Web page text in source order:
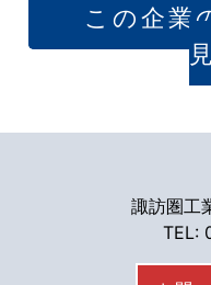
この企業
諏訪圏工
TEL: